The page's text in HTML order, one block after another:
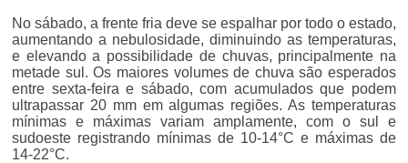
No sábado, a frente fria deve se espalhar por todo o estado,
aumentando a nebulosidade, diminuindo as temperaturas,
e elevando a possibilidade de chuvas, principalmente na
metade sul. Os maiores volumes de chuva são esperados
entre sexta-feira e sábado, com acumulados que podem
ultrapassar 20 mm em algumas regiões. As temperaturas
mínimas e máximas variam amplamente, com o sul e
sudoeste registrando mínimas de 10-14°C e máximas de
14-22°C.